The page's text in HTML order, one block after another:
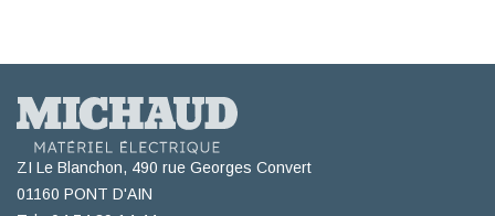
ZI Le Blanchon, 490 rue Georges Convert
01160 PONT D'AIN